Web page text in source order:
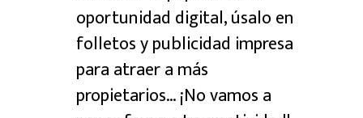
oportunidad digital, úsalo en
folletos y publicidad impresa
para atraer a más
propietarios…¡No vamos a